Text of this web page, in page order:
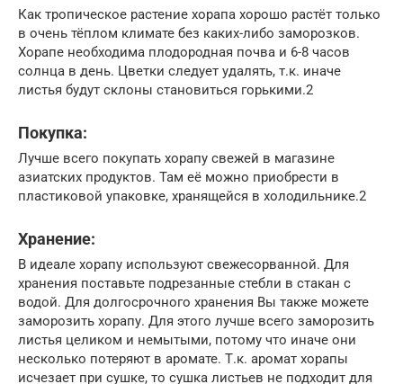
Как тропическое растение хорапа хорошо растёт только
в очень тёплом климате без каких-либо заморозков.
Хорапе необходима плодородная почва и 6-8 часов
солнца в день. Цветки следует удалять, т.к. иначе
листья будут склоны становиться горькими.2
Покупка:
Лучше всего покупать хорапу свежей в магазине
азиатских продуктов. Там её можно приобрести в
пластиковой упаковке, хранящейся в холодильнике.2
Хранение:
В идеале хорапу используют свежесорванной. Для
хранения поставьте подрезанные стебли в стакан с
водой. Для долгосрочного хранения Вы также можете
заморозить хорапу. Для этого лучше всего заморозить
листья целиком и немытыми, потому что иначе они
несколько потеряют в аромате. Т.к. аромат хорапы
исчезает при сушке, то сушка листьев не подходит для